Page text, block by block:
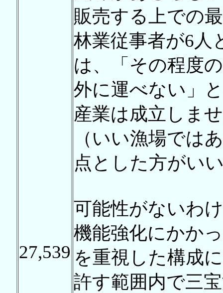
27,539
販売する上での
林業従事者が6人
は、「その程度
外に運べない」
産業は成立しま
（いい漁場では
点とした方がい
可能性がないわ
機能強化にかか
を重視した構成
許す範囲内で三